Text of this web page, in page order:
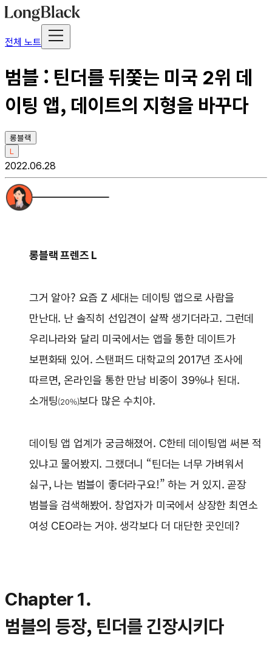
전체 노트
범블 : 틴더를 뒤쫓는 미국 2위 데
이팅 앱, 데이트의 지형을 바꾸다
롱블랙
L
2022.06.28
롱블랙 프렌즈 L
그거 알아? 요즘 Z 세대는 데이팅 앱으로 사람을
만난대. 난 솔직히 선입견이 살짝 생기더라고. 그런데
우리나라와 달리 미국에서는 앱을 통한 데이트가
보편화돼 있어. 스탠퍼드 대학교의 2017년 조사에
따르면, 온라인을 통한 만남 비중이 39%나 된대.
소개팅(20%)보다 많은 수치야.
데이팅 앱 업계가 궁금해졌어. C한테 데이팅앱 써본 적
있냐고 물어봤지. 그랬더니 “틴더는 너무 가벼워서
싫구, 나는 범블이 좋더라구요!” 하는 거 있지. 곧장
범블을 검색해봤어. 창업자가 미국에서 상장한 최연소
여성 CEO라는 거야. 생각보다 더 대단한 곳인데?
Chapter 1.
범블의 등장, 틴더를 긴장시키다